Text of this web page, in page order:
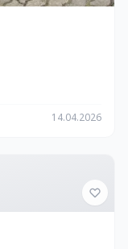
14.04.2026